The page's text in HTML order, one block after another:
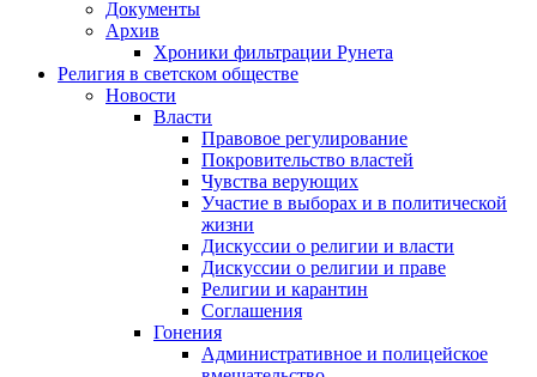
Документы
Архив
Хроники фильтрации Рунета
Религия в светском обществе
Новости
Власти
Правовое регулирование
Покровительство властей
Чувства верующих
Участие в выборах и в политической
жизни
Дискуссии о религии и власти
Дискуссии о религии и праве
Религии и карантин
Соглашения
Гонения
Административное и полицейское